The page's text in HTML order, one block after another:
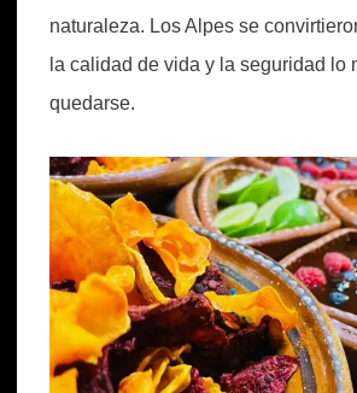
naturaleza. Los Alpes se
la calidad de vida y la seguridad lo
quedarse.